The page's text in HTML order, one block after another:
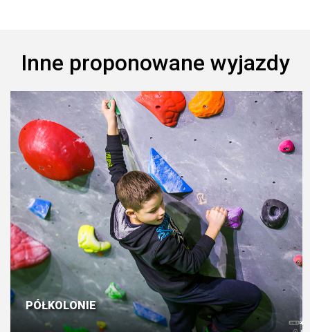
Inne proponowane wyjazdy
PÓŁKOLONIE